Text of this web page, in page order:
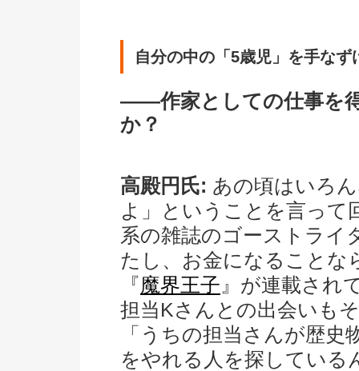
自分の中の「5歳児」を手なず
――作家としての仕事を
か？
高殿円氏: あの頃はいろ
よ」ということを言って
系の雑誌のゴーストライ
たし、お金になることな
『魔界王子 』が連載され
担当Kさんとの出会いも
「うちの担当さんが歴
をやれる人を探している